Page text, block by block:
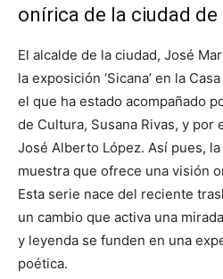
onírica de la ciudad de
El alcalde de la ciudad, José
la exposición ‘Sicana’ en la
el que ha estado acompañado
de Cultura, Susana Rivas, y por
José Alberto López. Así pues,
muestra que ofrece una visión
Esta serie nace del reciente
un cambio que activa una
y leyenda se funden en una
poética.